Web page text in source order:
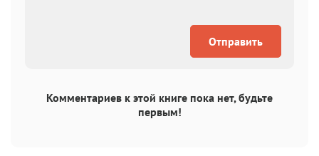
Отправить
Комментариев к этой книге пока нет, будьте
первым!